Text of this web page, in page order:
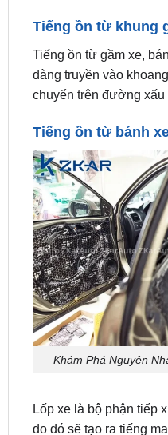
dàng truyền vào
chuyển trên đường
Tiếng ồn từ bánh
Khám Phá Nguyên
Lốp xe là bộ phận tiếp
sử dụng, độ mòn và
đến mức độ tiếng ồn.